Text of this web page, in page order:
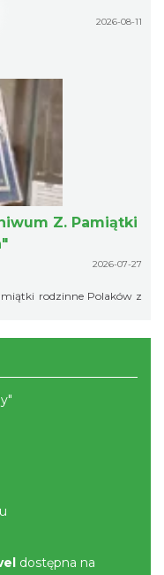
2026-08-11
Z. Pamiątki
2026-07-27
rodzinne Polaków z
dostępna na